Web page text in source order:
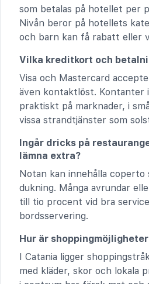
som betalas på hotellet per
Nivån beror på hotellets
och barn kan få rabatt eller
Vilka kreditkort och
Visa och Mastercard
även kontaktlöst. Kontanter
praktiskt på marknader, i
vissa strandtjänster som
Ingår dricks på
lämna extra?
Notan kan innehålla
dukning. Många avrundar
till tio procent vid bra
bordsservering.
Hur är
I Catania ligger
med kläder, skor och lokala